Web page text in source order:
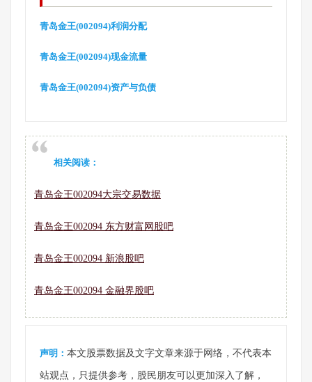
青岛金王(002094)利润分配
青岛金王(002094)现金流量
青岛金王(002094)资产与负债
相关阅读：
青岛金王002094大宗交易数据
青岛金王002094 东方财富网股吧
青岛金王002094 新浪股吧
青岛金王002094 金融界股吧
声明： 本文股票数据及文字文章来源于网络，不代表本
站观点，只提供参考，股民朋友可以更加深入了解，